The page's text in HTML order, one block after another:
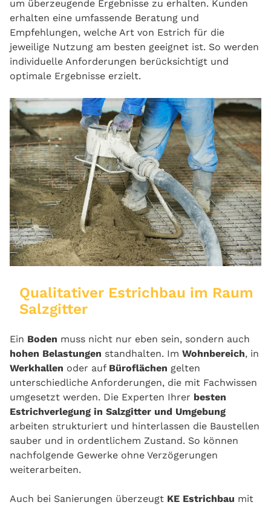
um überzeugende Ergebnisse zu erhalten. Kunden
erhalten eine umfassende Beratung und
Empfehlungen, welche Art von Estrich für die
jeweilige Nutzung am besten geeignet ist. So werden
individuelle Anforderungen berücksichtigt und
optimale Ergebnisse erzielt.
Qualitativer Estrichbau im Raum
Salzgitter
Ein Boden muss nicht nur eben sein, sondern auch
hohen Belastungen standhalten. Im Wohnbereich, in
Werkhallen oder auf Büroflächen gelten
unterschiedliche Anforderungen, die mit Fachwissen
umgesetzt werden. Die Experten Ihrer besten
Estrichverlegung in Salzgitter und Umgebung
arbeiten strukturiert und hinterlassen die Baustellen
sauber und in ordentlichem Zustand. So können
nachfolgende Gewerke ohne Verzögerungen
weiterarbeiten.
Auch bei Sanierungen überzeugt KE Estrichbau mit